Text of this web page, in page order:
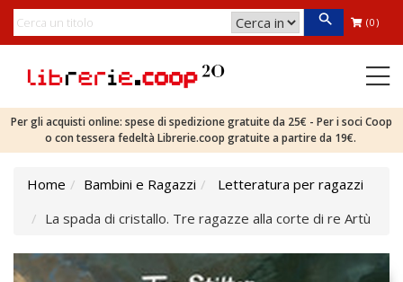
(0)
Per gli acquisti online: spese di spedizione gratuite da 25€ - Per i soci Coop
o con tessera fedeltà Librerie.coop gratuite a partire da 19€.
Home Bambini e Ragazzi
Letteratura per ragazzi
La spada di cristallo. Tre ragazze alla corte di re Artù